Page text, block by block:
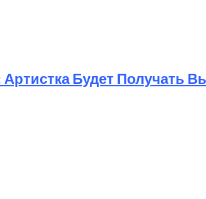
Будет Получать